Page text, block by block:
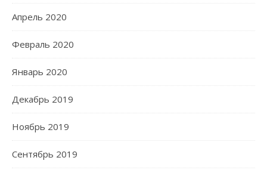
Апрель 2020
Февраль 2020
Январь 2020
Декабрь 2019
Ноябрь 2019
Сентябрь 2019